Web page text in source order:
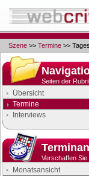
Szene >> Termine >>
Seiten der
Übersicht
Termine
Interviews
Verschaffen
Monatsansicht